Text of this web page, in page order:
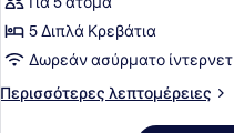
Family
Σουίτα
5 Διπλά Κρεβάτια
Δωρεάν ασύρματο ίντερνετ
Περισσότερες λεπτομέρειες
Περισσότερες